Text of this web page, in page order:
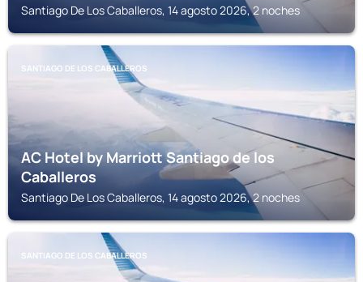
Santiago De Los Caballeros, 14 agosto 2026, 2 noches
SANTIAGO DE LOS CABALLEROS
AC Hotel by Marriott Santiago de los
Caballeros
Santiago De Los Caballeros, 14 agosto 2026, 2 noches
SANTIAGO DE LOS CABALLEROS